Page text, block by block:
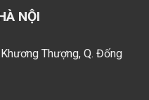
NỘI
Thượng, Q. Đống